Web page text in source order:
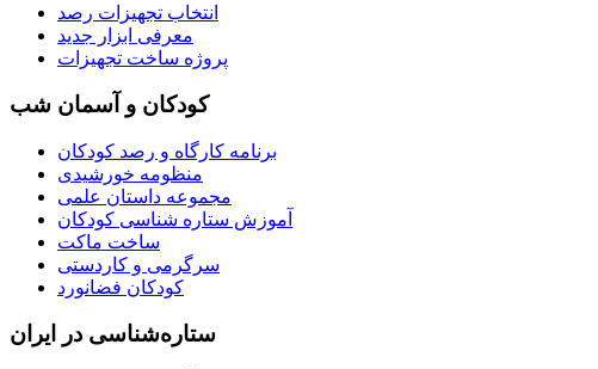
انتخاب تجهیزات رصد
معرفی ابزار جدید
پروژه ساخت تجهیزات
کودکان و آسمان شب
برنامه‌ کارگاه و رصد کودکان
منظومه خورشیدی
مجموعه داستان علمی
آموزش ستاره شناسی کودکان
ساخت ماکت
سرگرمی و کاردستی
کودکان فضانورد
ستاره‌شناسی در ایران